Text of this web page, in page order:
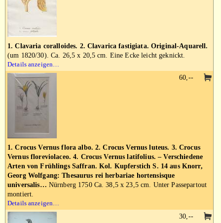
1. Clavaria coralloides. 2. Clavarica fastigiata. Original-Aquarell.
(um 1820/30). Ca. 26,5 x 20,5 cm. Eine Ecke leicht geknickt.
Details anzeigen…
1. Crocus Vernus flora albo. 2. Crocus Vernus luteus. 3. Crocus
Vernus floreviolaceo. 4. Crocus Vernus latifolius. – Verschiedene
Arten von Frühlings Saffran. Kol. Kupferstich S. 14 aus Knorr,
Georg Wolfgang: Thesaurus rei herbariae hortensisque
universalis… Nürnberg 1750 Ca. 38,5 x 23,5 cm. Unter Passepartout
montiert.
Details anzeigen…
60,--
30,--